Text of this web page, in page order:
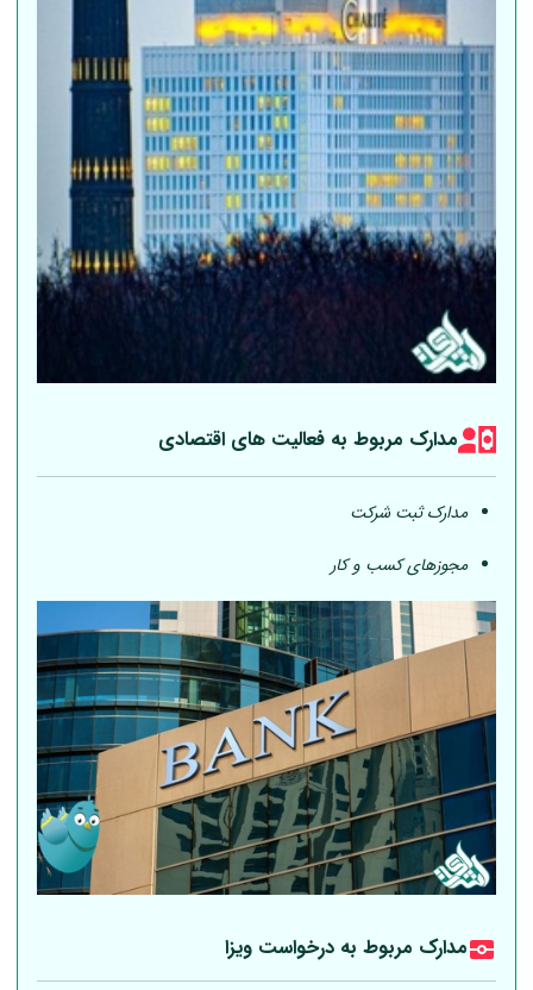
مدارک مربوط به فعالیت های اقتصادی
مدارک ثبت شرکت
مجوزهای کسب و کار
مدارک مربوط به درخواست ویزا